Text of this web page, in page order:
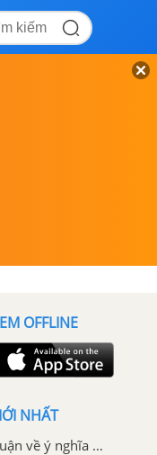
OFFLINE
NHẤT
Viết đoạn văn nghị luận về ý nghĩa của việc tìm ra niềm đam mê thực sự của chính mình trong cuộc sống.